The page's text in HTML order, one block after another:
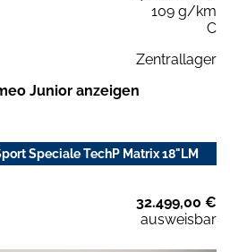
109 g/km
C
Zentrallager
Junior anzeigen
Speciale TechP Matrix 18"LM
32.499,00 €
ausweisbar